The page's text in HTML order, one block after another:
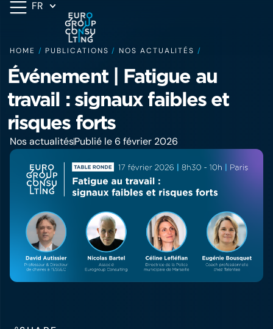
FR
HOME / PUBLICATIONS /NOS ACTUALITÉS /
Événement | Fatigue au
travail : signaux faibles et
risques forts
Nos actualitésPublié le 6 février 2026